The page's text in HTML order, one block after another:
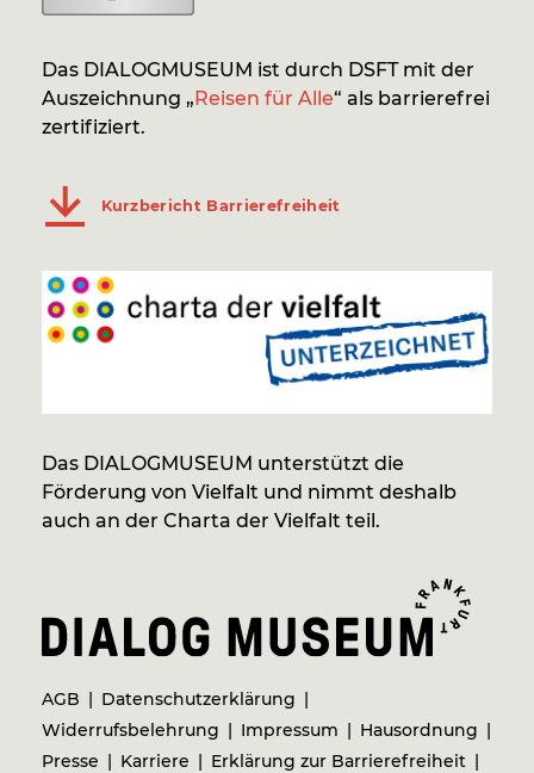
Das DIALOGMUSEUM ist durch DSFT mit der
Auszeichnung „Reisen für Alle“ als barrierefrei
zertifiziert.
Kurzbericht Barrierefreiheit
Das DIALOGMUSEUM unterstützt die
Förderung von Vielfalt und nimmt deshalb
auch an der Charta der Vielfalt teil.
AGB
Datenschutzerklärung
Widerrufsbelehrung
Impressum
Hausordnung
Presse
Karriere
Erklärung zur Barrierefreiheit